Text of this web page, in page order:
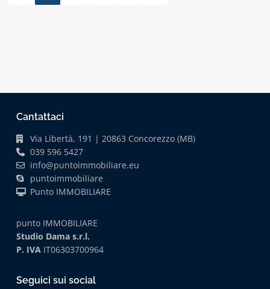
Cantattaci
Via Libertà, 191 | 20863 Concorezzo (MB)
039 596 5427
info@puntoimmobiliare.eu
puntoimmobiliare
Punto IMMOBILIARE
punto IMMOBILIARE
Studio Dama s.r.l.
P. IVA IT06303700964
Seguici sui social